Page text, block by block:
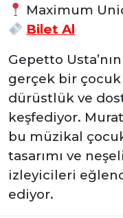
Maximum
Bilet Al
Gepetto
gerçek bir
dürüstlük ve
keşfediyor.
bu müzikal
tasarımı ve
izleyicileri
ediyor.